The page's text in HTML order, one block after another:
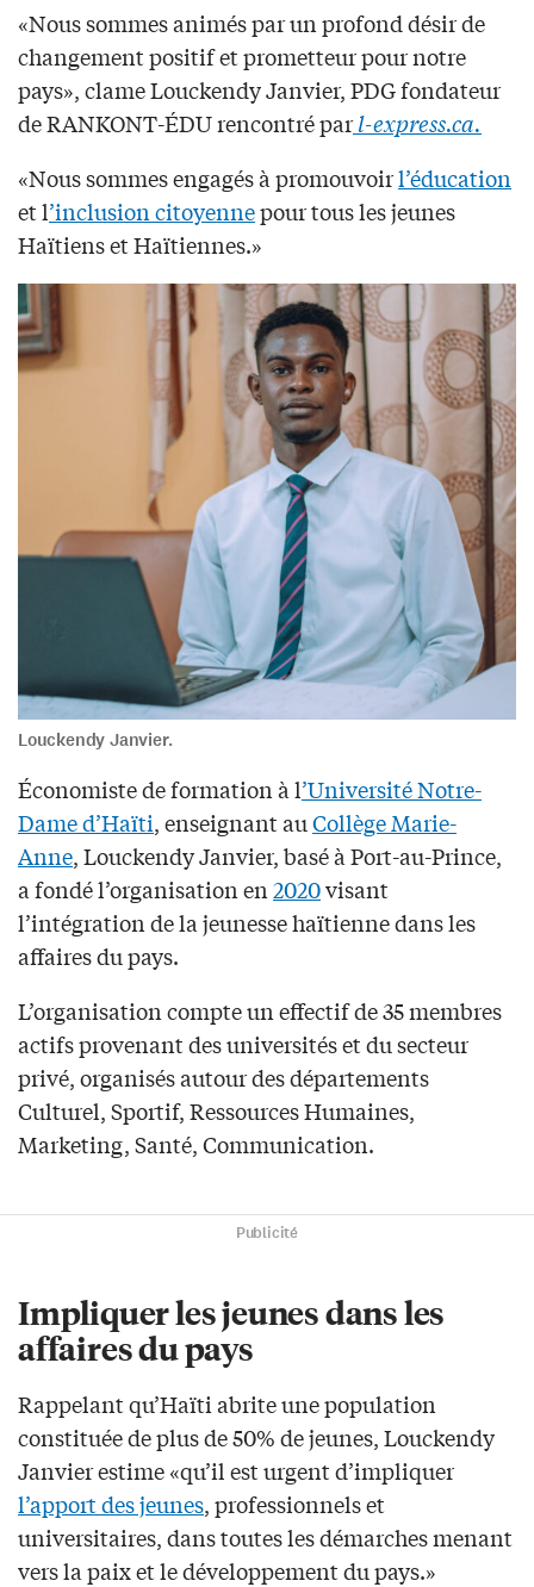
«Nous sommes animés par un profond désir de
changement positif et prometteur pour notre
pays», clame Louckendy Janvier, PDG fondateur
de RANKONT-ÉDU rencontré parl-express.ca.
«Nous sommes engagés à promouvoirl’éducation
et l’inclusion citoyennepour tous les jeunes
Haïtiens et Haïtiennes.»
Louckendy Janvier.
Économiste de formation à l’Université Notre-
Dame d’Haïti, enseignant auCollège Marie-
Anne, Louckendy Janvier, basé à Port-au-Prince,
a fondé l’organisation en2020visant
l’intégration de la jeunesse haïtienne dans les
affaires du pays.
L’organisation compte un effectif de 35 membres
actifs provenant des universités et du secteur
privé, organisés autour des départements
Culturel, Sportif, Ressources Humaines,
Marketing, Santé, Communication.
Publicité
Impliquer les jeunes dans les
affaires du pays
Rappelant qu’Haïti abrite une population
constituée de plus de 50% de jeunes, Louckendy
Janvier estime «qu’il est urgent d’impliquer
l’apport des jeunes, professionnels et
universitaires, dans toutes les démarches menant
vers la paix et le développement du pays.»